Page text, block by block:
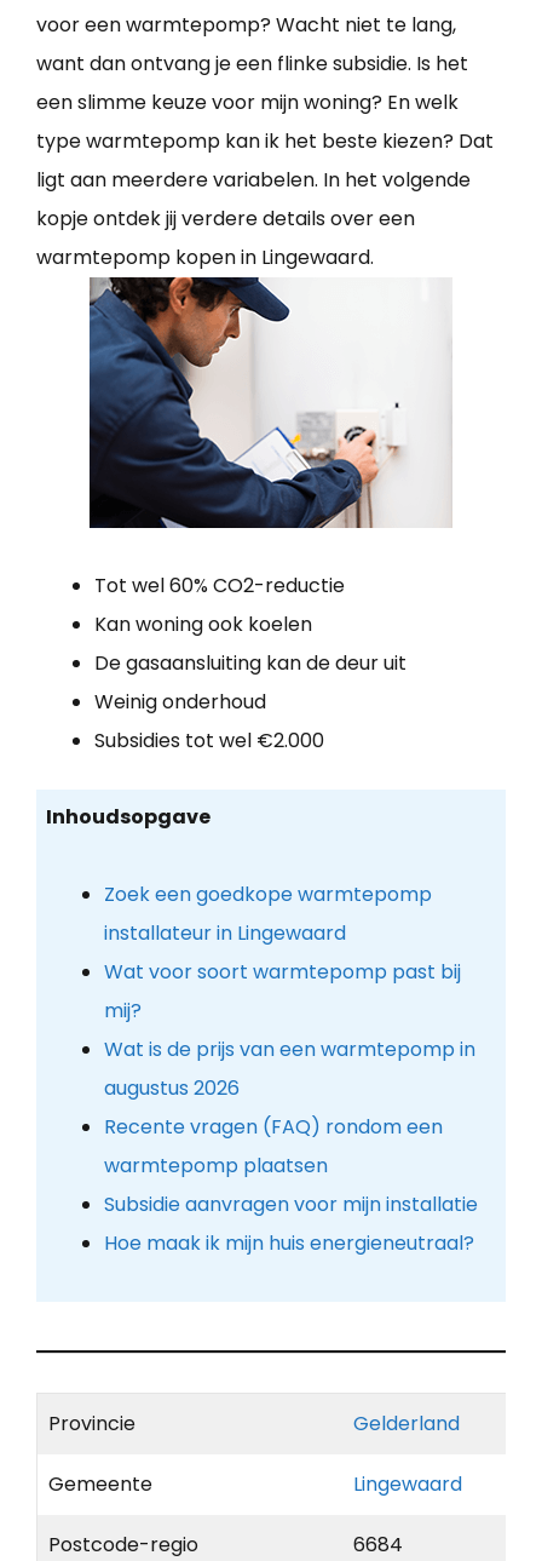
voor een warmtepomp? Wacht niet te lang,
want dan ontvang je een flinke subsidie. Is het
een slimme keuze voor mijn woning? En welk
type warmtepomp kan ik het beste kiezen? Dat
ligt aan meerdere variabelen. In het volgende
kopje ontdek jij verdere details over een
warmtepomp kopen in Lingewaard.
Tot wel 60% CO2-reductie
Kan woning ook koelen
De gasaansluiting kan de deur uit
Weinig onderhoud
Subsidies tot wel €2.000
Inhoudsopgave
Zoek een goedkope warmtepomp
installateur in Lingewaard
Wat voor soort warmtepomp past bij
mij?
Wat is de prijs van een warmtepomp in
augustus 2026
Recente vragen (FAQ) rondom een
warmtepomp plaatsen
Subsidie aanvragen voor mijn installatie
Hoe maak ik mijn huis energieneutraal?
Provincie Gelderland
Gemeente Lingewaard
Postcode-regio 6684